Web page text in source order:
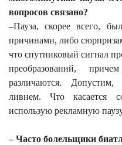
вопросов связано?
–Пауза, скорее всего,
причинами, либо
что спутниковый сигнал
преобразований,
различаются.
ливнем. Что касается
использую рекламную
– Часто болельщики